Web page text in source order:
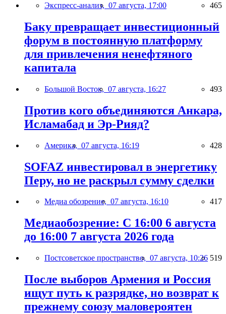
Экспресс-анализ, 07 августа, 17:00 465
Баку превращает инвестиционный
форум в постоянную платформу
для привлечения ненефтяного
капитала
Большой Восток, 07 августа, 16:27 493
Против кого объединяются Анкара,
Исламабад и Эр-Рияд?
Америка, 07 августа, 16:19 428
SOFAZ инвестировал в энергетику
Перу, но не раскрыл сумму сделки
Медиа обозрение, 07 августа, 16:10 417
Медиаобозрение: С 16:00 6 августа
до 16:00 7 августа 2026 года
Постсоветское пространство, 07 августа, 10:26 519
После выборов Армения и Россия
ищут путь к разрядке, но возврат к
прежнему союзу маловероятен